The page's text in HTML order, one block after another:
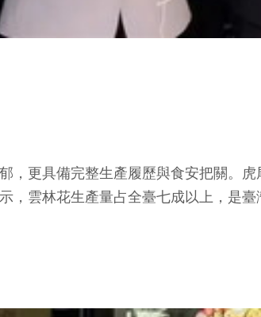
更具備完整生產履歷與食安把關。虎
雲林花生產量占全臺七成以上，是